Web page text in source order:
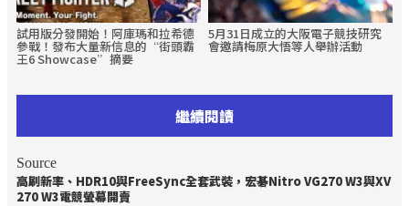
試用版分發開始！阿庫瑪和拉希德
參戰！發布大量新信息的“街頭霸
王6 Showcase”摘要
5月31日成立的大阪電子競技研究
會邀請梅原大悟等人舉辦活動
繼續閱讀
Source
高刷新率、HDR10與FreeSync全套武裝，宏碁Nitro VG270 W3與XV
270 W3電競螢幕開賣